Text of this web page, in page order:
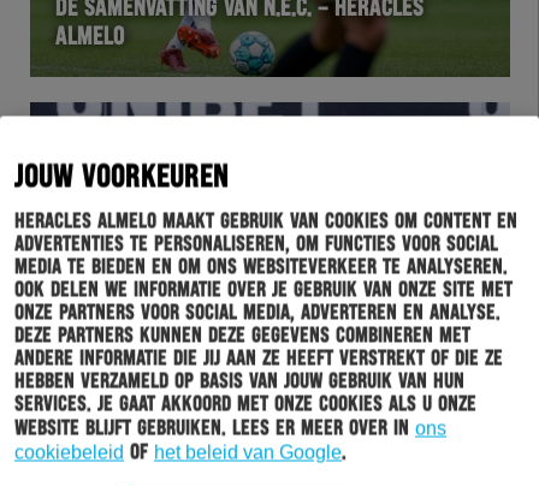
JOUW VOORKEUREN
Heracles Almelo maakt gebruik van cookies om content en
advertenties te personaliseren, om functies voor social
media te bieden en om ons websiteverkeer te analyseren.
Ook delen we informatie over je gebruik van onze site met
onze partners voor social media, adverteren en analyse.
Deze partners kunnen deze gegevens combineren met
andere informatie die jij aan ze heeft verstrekt of die ze
hebben verzameld op basis van jouw gebruik van hun
services. Je gaat akkoord met onze cookies als u onze
website blijft gebruiken. Lees er meer over in ons
cookiebeleid of het beleid van Google.
DE SAMENVATTING VAN N.E.C. – HERACLES
ALMELO
WEDSTRIJD 30-12-2022
LUCAS SCHOOFS: “WE GAVEN DE GOALS
MAKKELIJK WEG”